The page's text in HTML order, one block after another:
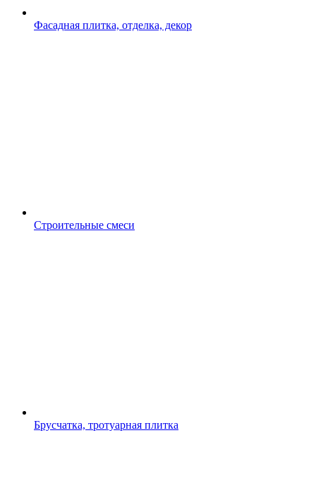
Фасадная плитка, отделка, декор
Строительные смеси
Брусчатка, тротуарная плитка